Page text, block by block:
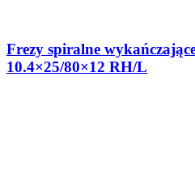
Frezy spiralne
10.4×25/80×12 RH/L